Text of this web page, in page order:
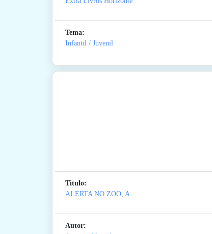
Tema:
Infantil / Juvenil
Titulo:
ALERTA NO ZOO, A
Autor: